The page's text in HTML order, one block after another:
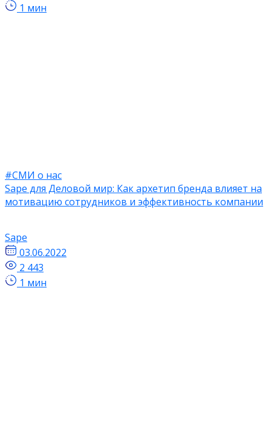
1 мин
#СМИ о нас
Sape для Деловой мир: Как архетип бренда влияет на
мотивацию сотрудников и эффективность компании
Sape
03.06.2022
2 443
1 мин